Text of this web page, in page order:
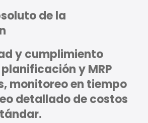
de la
y cumplimiento
y MRP
monitoreo en tiempo
detallado de costos